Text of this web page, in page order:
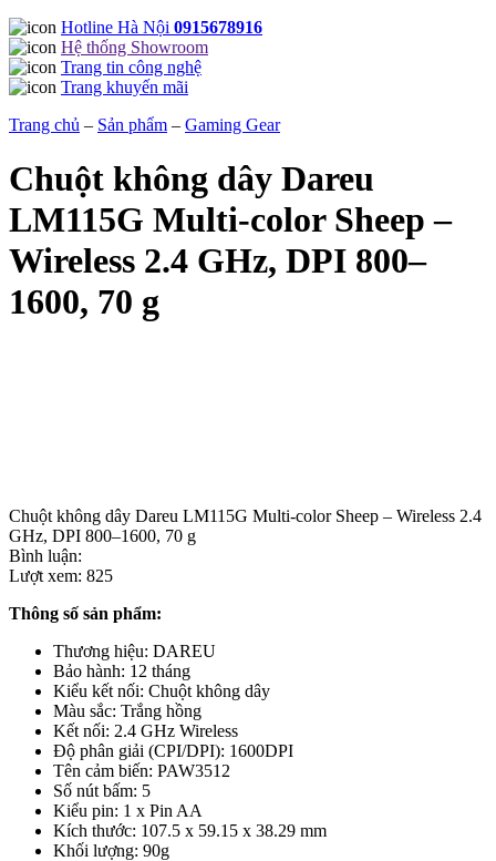
Hotline Hà Nội 0915678916
Hệ thống Showroom
Trang tin công nghệ
Trang khuyến mãi
Trang chủ – Sản phẩm – Gaming Gear
Chuột không dây Dareu
LM115G Multi-color Sheep –
Wireless 2.4 GHz, DPI 800–
1600, 70 g
Chuột không dây Dareu LM115G Multi-color Sheep – Wireless 2.4
GHz, DPI 800–1600, 70 g
Bình luận:
Lượt xem: 825
Thông số sản phẩm:
Thương hiệu: DAREU
Bảo hành: 12 tháng
Kiểu kết nối: Chuột không dây
Màu sắc: Trắng hồng
Kết nối: 2.4 GHz Wireless
Độ phân giải (CPI/DPI): 1600DPI
Tên cảm biến: PAW3512
Số nút bấm: 5
Kiểu pin: 1 x Pin AA
Kích thước: 107.5 x 59.15 x 38.29 mm
Khối lượng: 90g